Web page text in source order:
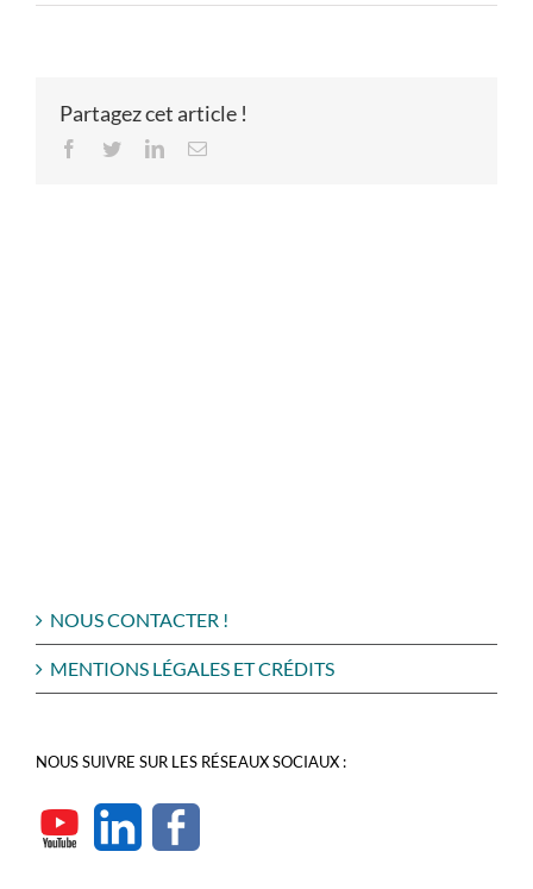
Partagez cet article !
Facebook
TwitterLinkedInEmail
NOUS CONTACTER !
MENTIONS LÉGALES ET CRÉDITS
NOUS SUIVRE SUR LES RÉSEAUX SOCIAUX :